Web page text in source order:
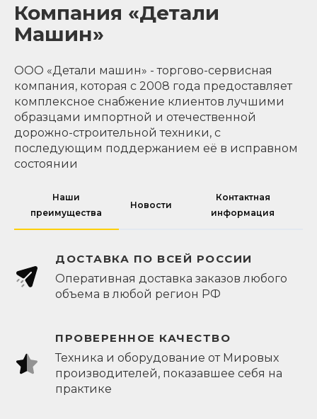
Компания «Детали
Машин»
ООО «Детали машин» - торгово-сервисная
компания, которая с 2008 года предоставляет
комплексное снабжение клиентов лучшими
образцами импортной и отечественной
дорожно-строительной техники, с
последующим поддержанием её в исправном
состоянии
Наши
преимущества
Новости
Контактная
информация
ДОСТАВКА ПО ВСЕЙ РОССИИ
Оперативная доставка заказов любого
объема в любой регион РФ
ПРОВЕРЕННОЕ КАЧЕСТВО
Техника и оборудование от Мировых
производителей, показавшее себя на
практике